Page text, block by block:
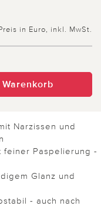
in Euro, inkl. MwSt.
Narzissen und
feiner Paspelierung -
Glanz und
- auch nach